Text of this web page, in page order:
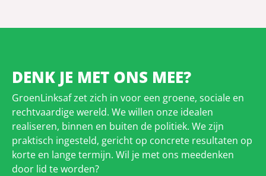
DENK JE MET ONS MEE?
GroenLinksaf zet zich in voor een groene, sociale en
rechtvaardige wereld. We willen onze idealen
realiseren, binnen en buiten de politiek. We zijn
praktisch ingesteld, gericht op concrete resultaten op
korte en lange termijn. Wil je met ons meedenken
door lid te worden?